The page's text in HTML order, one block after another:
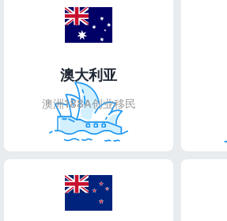
澳大利亚
澳洲188A创业移民